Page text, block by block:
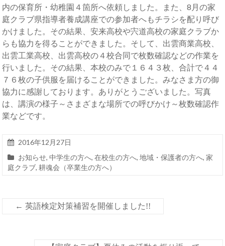
内の保育所・幼稚園４箇所へ依頼しました。また、8月の家
庭クラブ県指導者養成講座での参加者へもチラシを配り呼び
かけました。その結果、安来高校や宍道高校の家庭クラブか
らも協力を得ることができました。そして、出雲商業高校、
出雲工業高校、出雲高校の４校合同で枚数確認などの作業を
行いました。その結果、本校のみで１６４３枚、合計で４４
７６枚の子供服を届けることができました。みなさま方の御
協力に感謝しております。ありがとうございました。写真
は、講演の様子～さまざまな場所での呼びかけ～枚数確認作
業などです。
2016年12月27日
お知らせ,中学生の方へ,在校生の方へ,地域・保護者の方へ,家
庭クラブ,耕魂会（卒業生の方へ）
← 英語検定対策補習を開催しました!!